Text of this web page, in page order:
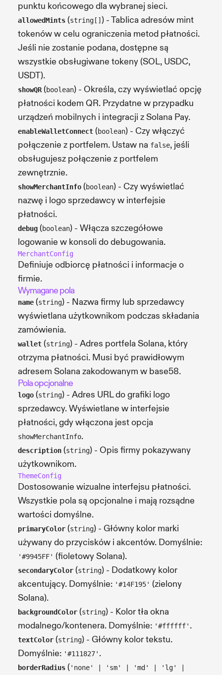
punktu końcowego dla wybranej sieci.
allowedMints (string[] ) - Tablica adresów mint
tokenów w celu ograniczenia metod płatności.
Jeśli nie zostanie podana, dostępne są
wszystkie obsługiwane tokeny (SOL, USDC,
USDT).
showQR(boolean) - Określa, czy wyświetlać opcję
płatności kodem QR. Przydatne w przypadku
urządzeń mobilnych i integracji z Solana Pay.
enableWalletConnect (boolean) - Czy włączyć
połączenie z portfelem. Ustaw na false, jeśli
obsługujesz połączenie z portfelem
zewnętrznie.
showMerchantInfo (boolean) - Czy wyświetlać
nazwę i logo sprzedawcy w interfejsie
płatności.
debug (boolean) - Włącza szczegółowe
logowanie w konsoli do debugowania.
MerchantConfig
Definiuje odbiorcę płatności i informacje o
firmie.
Wymagane pola
name (string) - Nazwa firmy lub sprzedawcy
wyświetlana użytkownikom podczas składania
zamówienia.
wallet (string) - Adres portfela Solana, który
otrzyma płatności. Musi być prawidłowym
adresem Solana zakodowanym w base58.
Pola opcjonalne
logo (string) - Adres URL do grafiki logo
sprzedawcy. Wyświetlane w interfejsie
płatności, gdy włączona jest opcja
showMerchantInfo.
description (string) - Opis firmy pokazywany
użytkownikom.
ThemeConfig
Dostosowanie wizualne interfejsu płatności.
Wszystkie pola są opcjonalne i mają rozsądne
wartości domyślne.
primaryColor (string) - Główny kolor marki
używany do przycisków i akcentów. Domyślnie:
'#9945FF' (fioletowy Solana).
secondaryColor (string) - Dodatkowy kolor
akcentujący. Domyślnie: '#14F195' (zielony
Solana).
backgroundColor (string) - Kolor tła okna
modalnego/kontenera. Domyślnie: '#ffffff' .
textColor (string) - Główny kolor tekstu.
Domyślnie: '#111827' .
borderRadius ('none' | 'sm' | 'md' | 'lg' |